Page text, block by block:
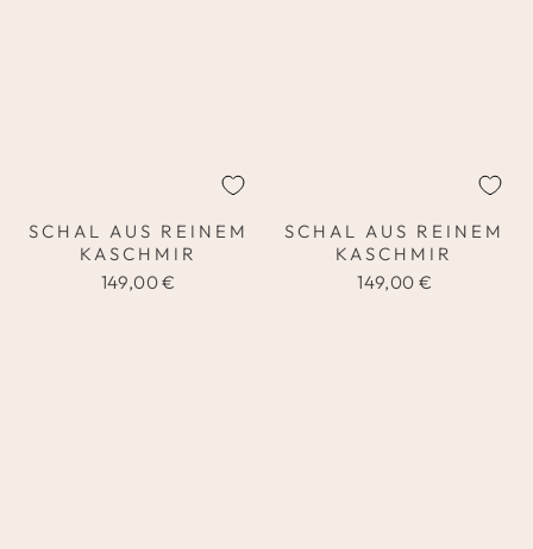
SCHAL AUS REINEM
KASCHMIR
149,00 €
SCHAL AUS REINEM
KASCHMIR
149,00 €